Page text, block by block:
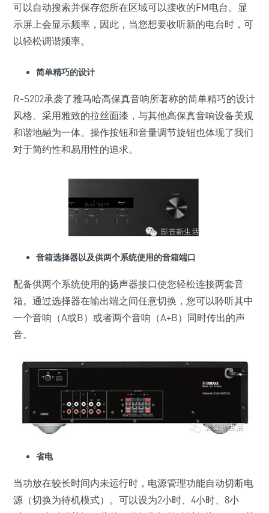
可以自动搜索并保存您所在区域可以接收的FM电台。显
示屏上会显示频率，因此，当您想要收听新的电台时，可
以轻松调谐频率。
简单精巧的设计
R-S202承袭了雅马哈高保真音响所著称的简单精巧的设计
风格。采用雅致的拉丝面漆，与其他高保真音响设备美观
和谐地融为一体。操作按钮和音量调节旋钮也体现了我们
对于简约性和易用性的追求。
音箱选择器以及供两个系统使用的音箱端口
配备供两个系统使用的扬声器接口使您轻松连接两套音
箱。通过选择器在输出端之间任意切换，您可以聆听其中
一个音响（A或B）或者两个音响（A+B）同时传出的声
音。
省电
当功放在较长时间内未运行时，电源管理功能自动切断电
源（切换为待机模式）。可以设为2小时、4小时、8小